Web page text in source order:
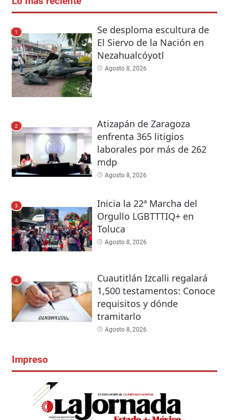
1
Se desploma escultura de
El Siervo de la Nación en
Nezahualcóyotl
Agosto 8, 2026
2
Atizapán de Zaragoza
enfrenta 365 litigios
laborales por más de 262
mdp
Agosto 8, 2026
3
Inicia la 22ª Marcha del
Orgullo LGBTTTIQ+ en
Toluca
Agosto 8, 2026
4
Cuautitlán Izcalli regalará
1,500 testamentos: Conoce
requisitos y dónde
tramitarlo
Agosto 8, 2026
Impreso